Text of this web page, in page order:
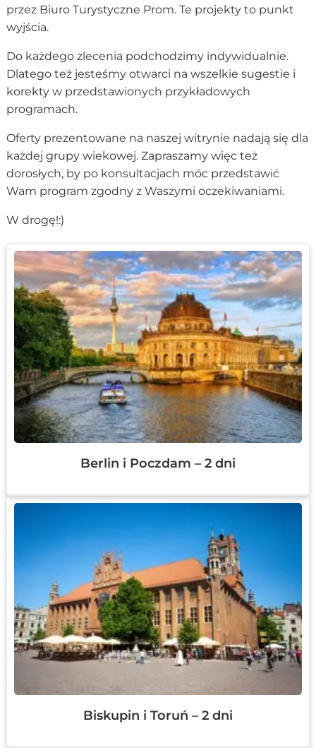
przez Biuro Turystyczne Prom. Te projekty to punkt
wyjścia.
Do każdego zlecenia podchodzimy indywidualnie.
Dlatego też jesteśmy otwarci na wszelkie sugestie i
korekty w przedstawionych przykładowych
programach.
Oferty prezentowane na naszej witrynie nadają się dla
każdej grupy wiekowej. Zapraszamy więc też
dorosłych, by po konsultacjach móc przedstawić
Wam program zgodny z Waszymi oczekiwaniami.
W drogę!:)
Berlin i Poczdam – 2 dni
Biskupin i Toruń – 2 dni